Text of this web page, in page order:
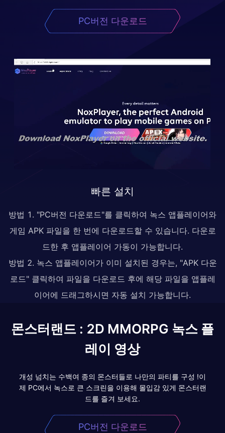
PC버전 다운로드
빠른 설치
방법 1. "PC버전 다운로드"를 클릭하여 녹스 앱플레이어와
게임 APK 파일을 한 번에 다운로드할 수 있습니다. 다운로
드한 후 앱플레이어 가동이 가능합니다.
방법 2. 녹스 앱플레이어가 이미 설치된 경우는, "APK 다운
로드" 클릭하여 파일을 다운로드 후에 해당 파일을 앱플레
이어에 드래그하시면 자동 설치 가능합니다.
몬스터랜드 : 2D MMORPG 녹스 플
레이 영상
개성 넘치는 수백여 종의 몬스터들로 나만의 파티를 구성 !이
제 PC에서 녹스로 큰 스크린을 이용해 몰입감 있게 몬스터랜
드를 즐겨 보세요.
PC버전 다운로드